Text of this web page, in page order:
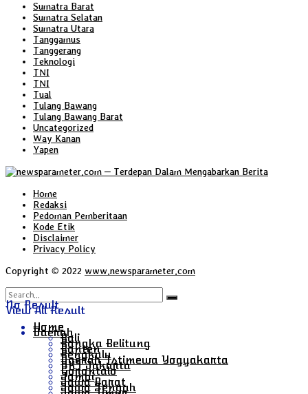
Sumatra Barat
Sumatra Selatan
Sumatra Utara
Tanggamus
Tanggerang
Teknologi
TNI
TNI
Tual
Tulang Bawang
Tulang Bawang Barat
Uncategorized
Way Kanan
Yapen
Home
Redaksi
Pedoman Pemberitaan
Kode Etik
Disclaimer
Privacy Policy
Copyright © 2022 www.newsparameter.com
No Result
View All Result
Home
Daerah
Bali
Bangka Belitung
Banten
Bengkulu
Daerah Istimewa Yogyakarta
DKI Jakarta
Gorontalo
Jambi
Jawa Barat
Jawa Tengah